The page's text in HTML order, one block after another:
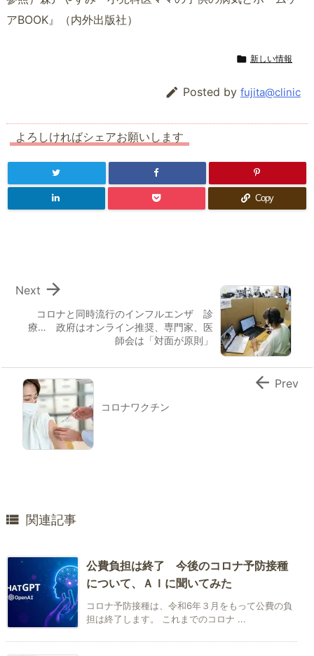
アBOOK』（内外出版社）
 新しい情報
 Posted by fujita@clinic
よろしければシェアお願いします
Copy
コロナと同時流行のインフルエンザ 診
療… 政府はオンライン推奨、専門家、医
師会は「対面が原則」

Next
コロナワクチン
 Prev
 関連記事
公費負担は終了 今後のコロナ予防接種
について、ＡＩに聞いてみた
コロナ予防接種は、令和6年３月をもって公費の負
担は終了します。 これまでのコロナ ...